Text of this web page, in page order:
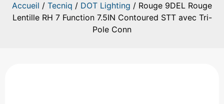
Accueil / Tecniq / DOT Lighting / Rouge 9DEL Rouge
Lentille RH 7 Function 7.5IN Contoured STT avec Tri-
Pole Conn